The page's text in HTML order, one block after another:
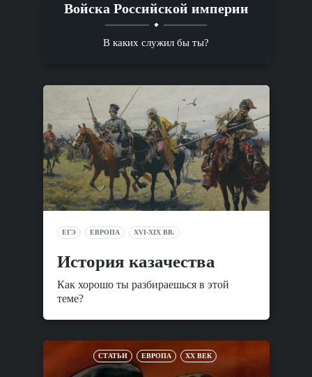
Войска Российской империи
В каких служил бы ты?
ЕГЭ ЕВРОПА XVI-XIX ВВ.
История казачества
Как хорошо ты разбираешься в этой
теме?
СТАТЬИ ЕВРОПА XX ВЕК